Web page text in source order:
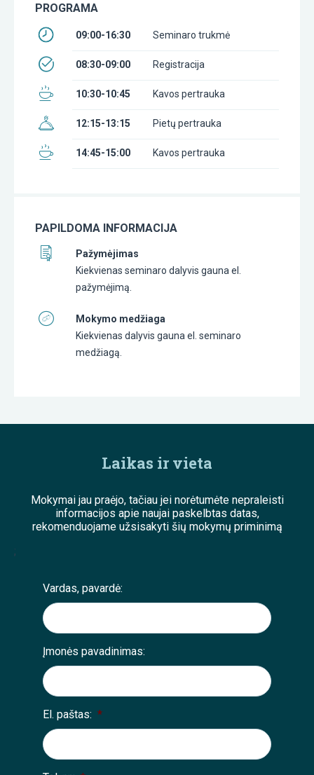
PROGRAMA
09:00-16:30 Seminaro trukmė
08:30-09:00 Registracija
10:30-10:45 Kavos pertrauka
12:15-13:15 Pietų pertrauka
14:45-15:00 Kavos pertrauka
PAPILDOMA INFORMACIJA
Pažymėjimas
Kiekvienas seminaro dalyvis gauna el.
pažymėjimą.
Mokymo medžiaga
Kiekvienas dalyvis gauna el. seminaro
medžiagą.
Laikas ir vieta
Mokymai jau praėjo, tačiau jei norėtumėte nepraleisti
informacijos apie naujai paskelbtas datas,
rekomenduojame užsisakyti šių mokymų priminimą
;
Vardas, pavardė:
Įmonės pavadinimas:
El. paštas: *